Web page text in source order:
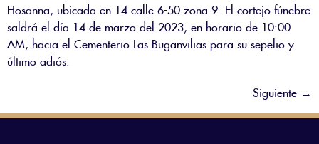
Hosanna, ubicada en 14 calle 6-50 zona 9. El cortejo fúnebre
saldrá el día 14 de marzo del 2023, en horario de 10:00
AM, hacia el Cementerio Las Buganvilias para su sepelio y
último adiós.
Siguiente